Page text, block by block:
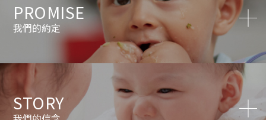
PROMISE
我們的約定
STORY